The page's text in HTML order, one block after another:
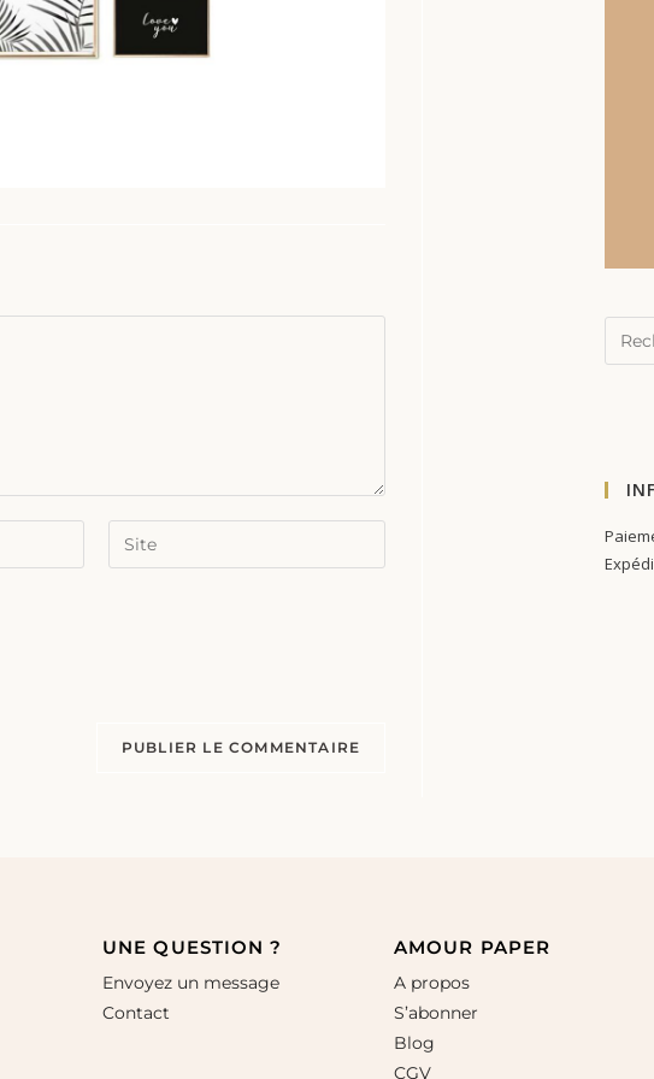
UNE QUESTION ?
Envoyez un message
Contact
AMOUR PAPER
A propos
S’abonner
Blog
CGV